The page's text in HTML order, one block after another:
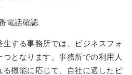
電話確認
生する事務所では、ビジネスフォ
となります。事務所での利用人
る機能に応じて、自社に適したビ